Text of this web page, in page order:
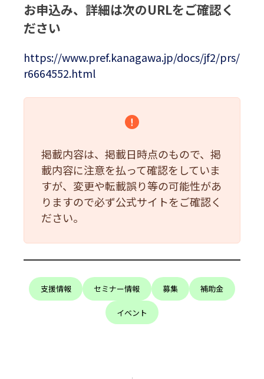
お申込み、詳細は次のURLをご確認く
ださい
https://www.pref.kanagawa.jp/docs/jf2/prs/
r6664552.html
掲載内容は、掲載日時点のもので、掲
載内容に注意を払って確認をしていま
すが、変更や転載誤り等の可能性があ
りますので必ず公式サイトをご確認く
ださい。
支援情報 セミナー情報 募集 補助金
イベント